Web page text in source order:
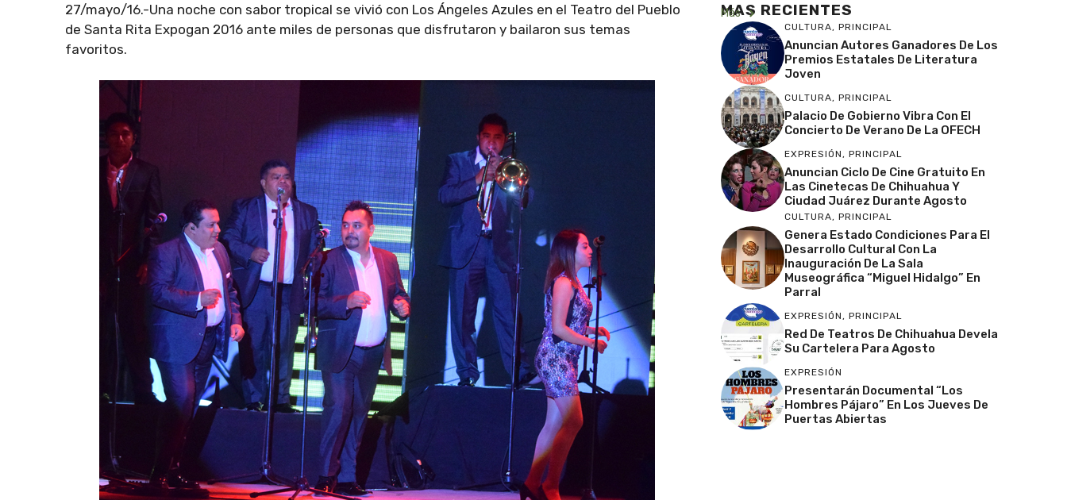
27/mayo/16.-Una noche con sabor tropical se vivió con Los Ángeles Azules en el Teatro del Pueblo
de Santa Rita Expogan 2016 ante miles de personas que disfrutaron y bailaron sus temas
favoritos.
MAS RECIENTES
Más
CULTURA, PRINCIPAL
Anuncian Autores Ganadores De Los
Premios Estatales De Literatura
Joven
CULTURA, PRINCIPAL
Palacio De Gobierno Vibra Con El
Concierto De Verano De La OFECH
EXPRESIÓN, PRINCIPAL
Anuncian Ciclo De Cine Gratuito En
Las Cinetecas De Chihuahua Y
Ciudad Juárez Durante Agosto
CULTURA, PRINCIPAL
Genera Estado Condiciones Para El
Desarrollo Cultural Con La
Inauguración De La Sala
Museográfica “Miguel Hidalgo” En
Parral
EXPRESIÓN, PRINCIPAL
Red De Teatros De Chihuahua Devela
Su Cartelera Para Agosto
EXPRESIÓN
Presentarán Documental “Los
Hombres Pájaro” En Los Jueves De
Puertas Abiertas